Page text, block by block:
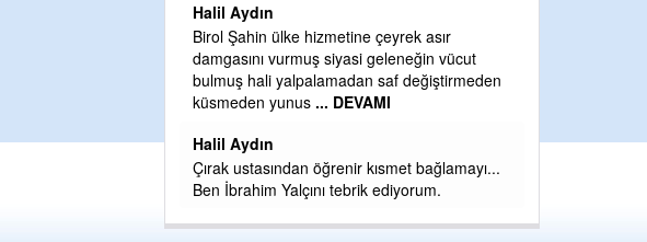
Halil Aydın
Birol Şahin ülke hizmetine çeyrek asır
damgasını vurmuş siyasi geleneğin vücut
bulmuş hali yalpalamadan saf değiştirmeden
küsmeden yunus ... DEVAMI
Halil Aydın
Çırak ustasından öğrenir kısmet bağlamayı...
Ben İbrahim Yalçını tebrik ediyorum.